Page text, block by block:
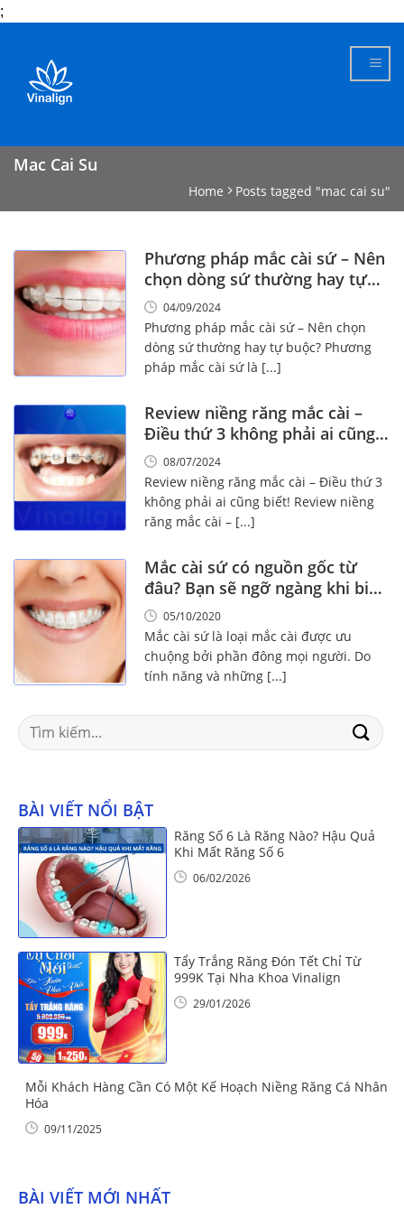
;
content
Mac Cai Su
Home Posts tagged "mac cai su"
Phương pháp mắc cài sứ – Nên
chọn dòng sứ thường hay tự
buộc?
04/09/2024
Phương pháp mắc cài sứ – Nên chọn
dòng sứ thường hay tự buộc? Phương
pháp mắc cài sứ là [...]
Review niềng răng mắc cài –
Điều thứ 3 không phải ai cũng
biết!08/07/2024
Review niềng răng mắc cài – Điều thứ 3
không phải ai cũng biết! Review niềng
răng mắc cài – [...]
Mắc cài sứ có nguồn gốc từ
đâu? Bạn sẽ ngỡ ngàng khi biết
điều này
05/10/2020
Mắc cài sứ là loại mắc cài được ưu
chuộng bởi phần đông mọi người. Do
tính năng và những [...]
Search
for:
BÀI VIẾT NỔI BẬT
Răng Số 6 Là Răng Nào? Hậu Quả
Khi Mất Răng Số 6
06/02/2026
Tẩy Trắng Răng Đón Tết Chỉ Từ
999K Tại Nha Khoa Vinalign
29/01/2026
Mỗi Khách Hàng Cần Có Một Kế Hoạch Niềng Răng Cá Nhân
Hóa
09/11/2025
BÀI VIẾT MỚI NHẤT